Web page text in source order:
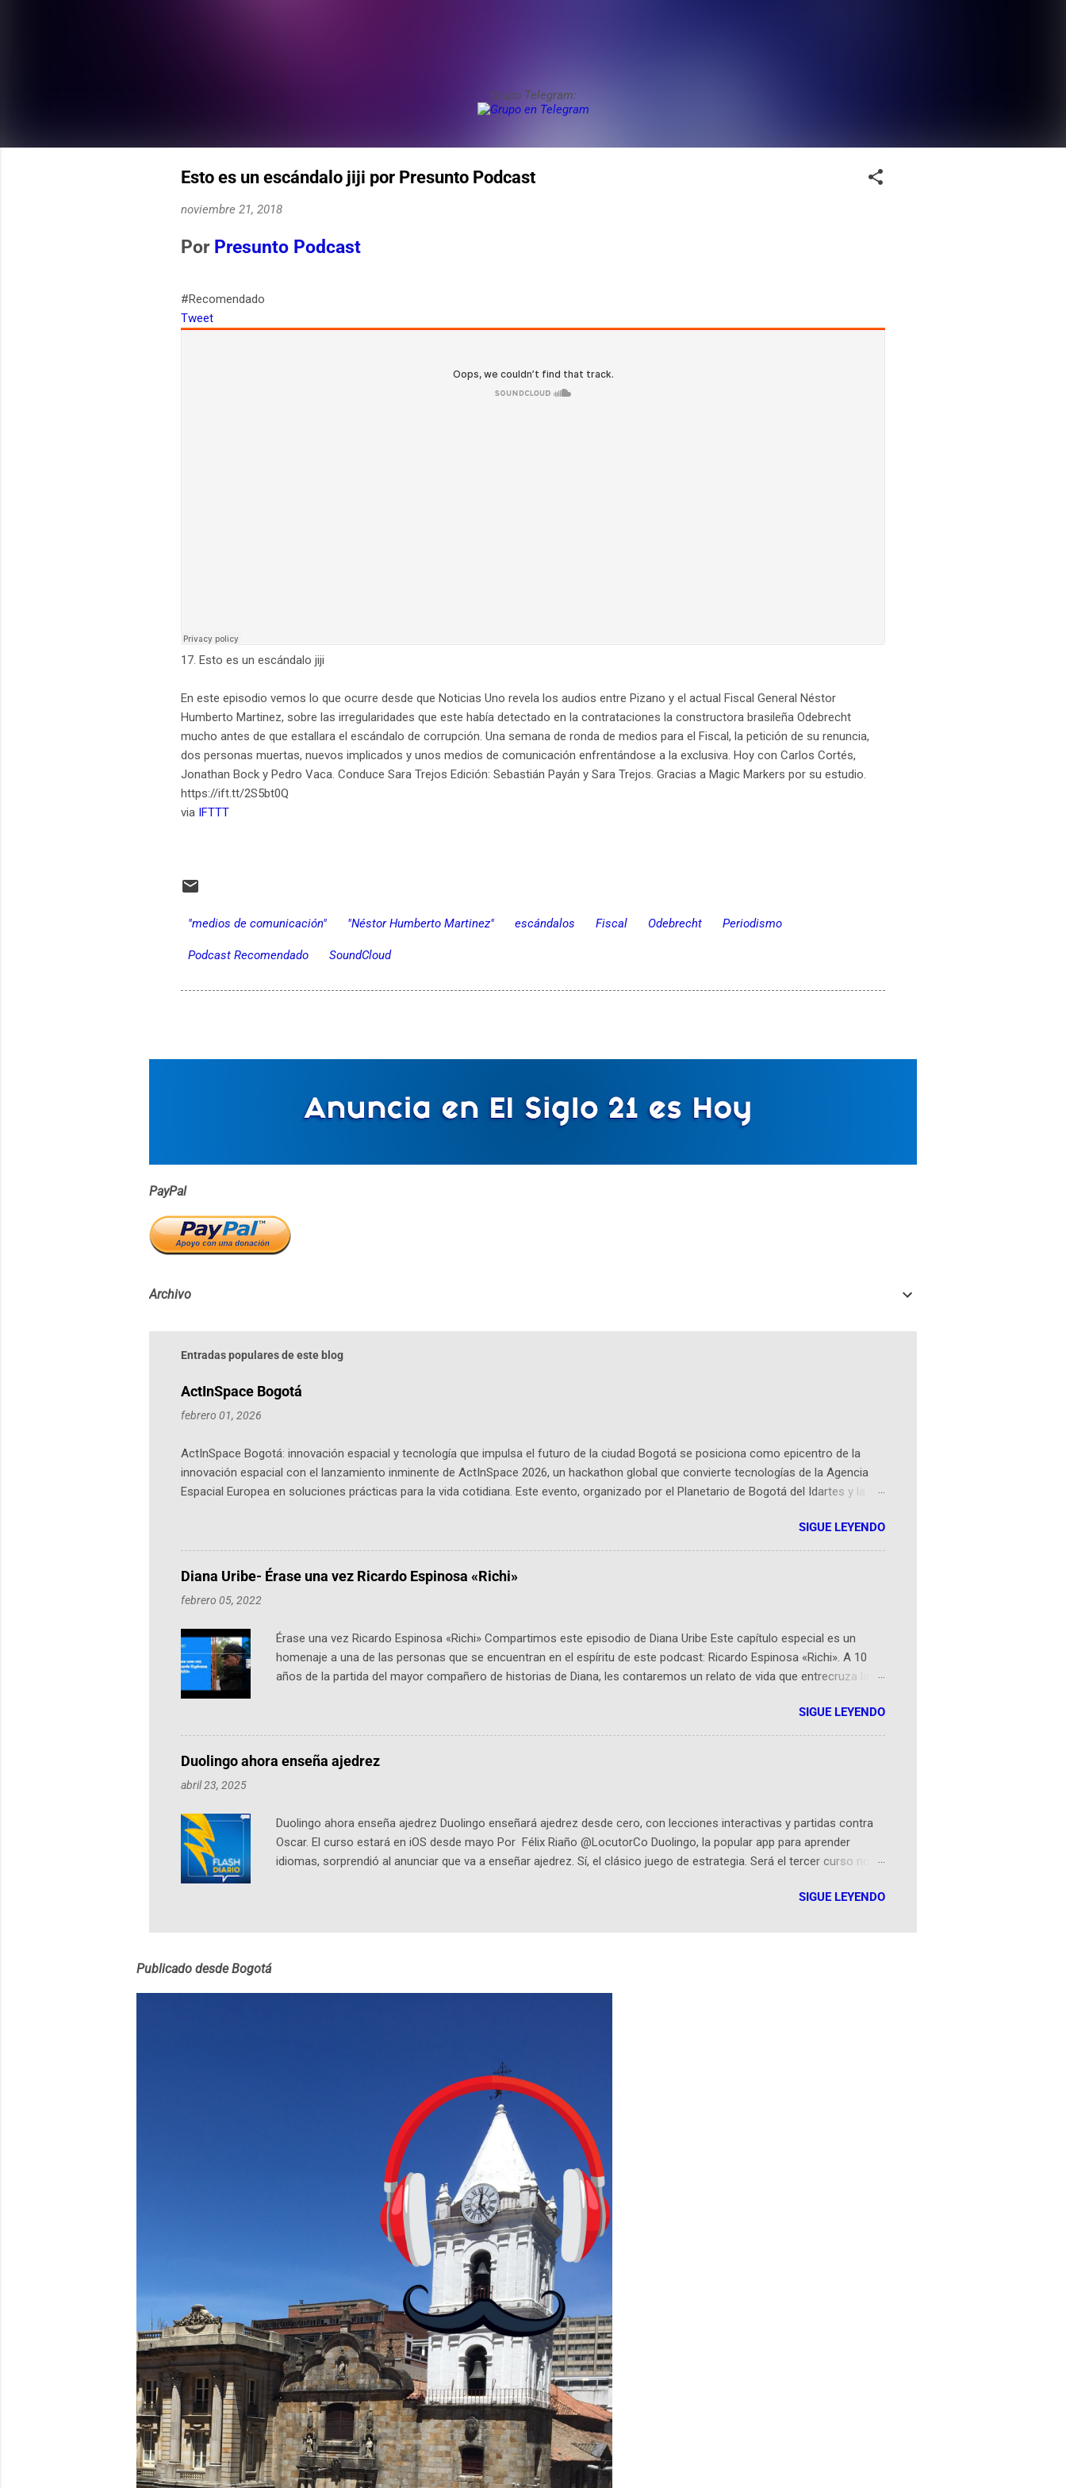
Grupo Telegram:
Esto es un escándalo jiji por Presunto Podcast
noviembre 21, 2018
Por Presunto Podcast
#Recomendado
Tweet
17. Esto es un escándalo jiji
En este episodio vemos lo que ocurre desde que Noticias Uno revela los audios entre Pizano y el actual Fiscal General Néstor
Humberto Martinez, sobre las irregularidades que este había detectado en la contrataciones la constructora brasileña Odebrecht
mucho antes de que estallara el escándalo de corrupción. Una semana de ronda de medios para el Fiscal, la petición de su renuncia,
dos personas muertas, nuevos implicados y unos medios de comunicación enfrentándose a la exclusiva. Hoy con Carlos Cortés,
Jonathan Bock y Pedro Vaca. Conduce Sara Trejos Edición: Sebastián Payán y Sara Trejos. Gracias a Magic Markers por su estudio.
https://ift.tt/2S5bt0Q
via IFTTT
"medios de comunicación" "Néstor Humberto Martinez" escándalos Fiscal Odebrecht Periodismo
Podcast Recomendado SoundCloud
PayPal
Archivo
Entradas populares de este blog
ActInSpace Bogotá
febrero 01, 2026
ActInSpace Bogotá: innovación espacial y tecnología que impulsa el futuro de la ciudad Bogotá se posiciona como epicentro de la
innovación espacial con el lanzamiento inminente de ActInSpace 2026, un hackathon global que convierte tecnologías de la Agencia
Espacial Europea en soluciones prácticas para la vida cotidiana. Este evento, organizado por el Planetario de Bogotá del Idartes y la
emprendedores y estudiantes. Qué es ActInSpace y por qué importa en Bogotá ActInSpace es una competencia mundial que opera en
más de 60 ciudades, donde participantes tienen 24 horas para idear startups basadas en tecnologías espaciales como satélites y
datos orbitales. En Bogotá, arranca con un evento gratuito el 30 de enero a las 10:00 a. m. en el Planetario (calle 26B #5-93), in...
SIGUE LEYENDO
Diana Uribe- Érase una vez Ricardo Espinosa «Richi»
febrero 05, 2022
Érase una vez Ricardo Espinosa «Richi» Compartimos este episodio de Diana Uribe Este capítulo especial es un
homenaje a una de las personas que se encuentran en el espíritu de este podcast: Ricardo Espinosa «Richi». A 10
años de la partida del mayor compañero de historias de Diana, les contaremos un relato de vida que entrecruza la
podcast, de dónde viene "la fuerza poderosa", del relato viviente que encarna una joven librera de Barichara y de
nuestro protagonista: un personaje de gabán y sombrero que parecía sacado directamente de una novela de espías
Notas del episodio: -La colección Ricardo Espinosa: los cómics, las novelas y los libros reunidos por Richi hoy se
pueden consultar en la Biblioteca Luis Ángel Arango ¡Síguenos en nuestras Redes Sociales! Facebook:
SIGUE LEYENDO
Duolingo ahora enseña ajedrez
abril 23, 2025
Duolingo ahora enseña ajedrez Duolingo enseñará ajedrez desde cero, con lecciones interactivas y partidas contra
Oscar. El curso estará en iOS desde mayo Por Félix Riaño @LocutorCo Duolingo, la popular app para aprender
idiomas, sorprendió al anunciar que va a enseñar ajedrez. Sí, el clásico juego de estrategia. Será el tercer curso no
estará disponible primero en inglés. Los usuarios aprenderán desde lo más básico, como mover un alfil, hasta jugar
personajes simpáticos y ayudas visuales. ¿Será posible que una app que antes nos enseñó francés, ahora nos
SIGUE LEYENDO
Publicado desde Bogotá